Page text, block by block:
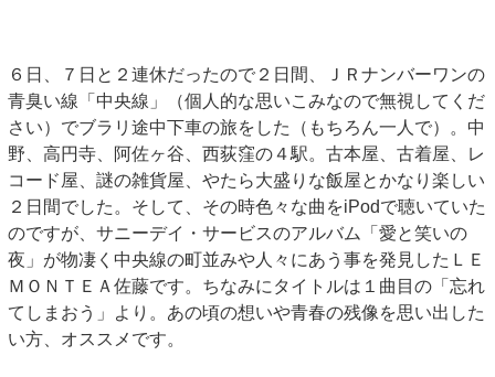
６日、７日と２連休だったので２日間、ＪＲナンバーワンの
青臭い線「中央線」（個人的な思いこみなので無視してくだ
さい）でブラリ途中下車の旅をした（もちろん一人で）。中
野、高円寺、阿佐ヶ谷、西荻窪の４駅。古本屋、古着屋、レ
コード屋、謎の雑貨屋、やたら大盛りな飯屋とかなり楽しい
２日間でした。そして、その時色々な曲をiPodで聴いていた
のですが、サニーデイ・サービスのアルバム「愛と笑いの
夜」が物凄く中央線の町並みや人々にあう事を発見したＬＥ
ＭＯＮＴＥＡ佐藤です。ちなみにタイトルは１曲目の「忘れ
てしまおう」より。あの頃の想いや青春の残像を思い出した
い方、オススメです。